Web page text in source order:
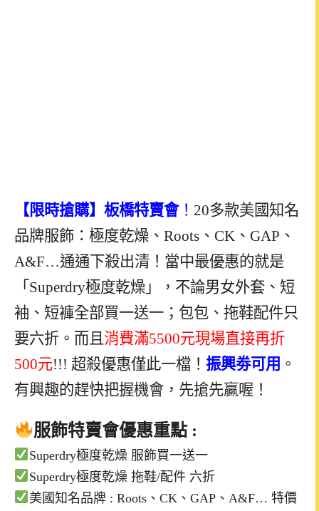
【限時搶購】板橋特賣會！ 20多款美國知名
品牌服飾：極度乾燥、Roots、CK、GAP、
A&F…通通下殺出清！當中最優惠的就是
「Superdry極度乾燥」，不論男女外套、短
袖、短褲全部買一送一；包包、拖鞋配件只
要六折。而且 消費滿5500元現場直接再折
500元!!! 超殺優惠僅此一檔！ 振興劵可用 。
有興趣的趕快把握機會，先搶先贏喔！
服飾特賣會優惠重點 :
Superdry極度乾燥 服飾買一送一
Superdry極度乾燥 拖鞋/配件 六折
美國知名品牌 : Roots、CK、GAP、A&F… 特價